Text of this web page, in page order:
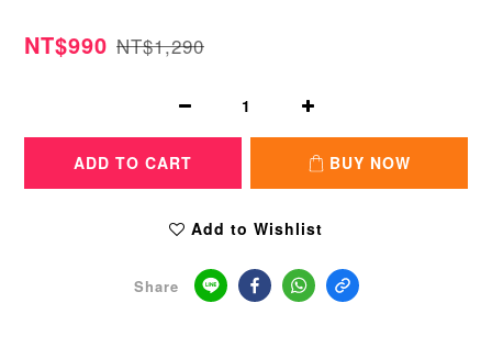
NT$990 NT$1,290
ADD TO CART BUY NOW
Add to Wishlist
Share